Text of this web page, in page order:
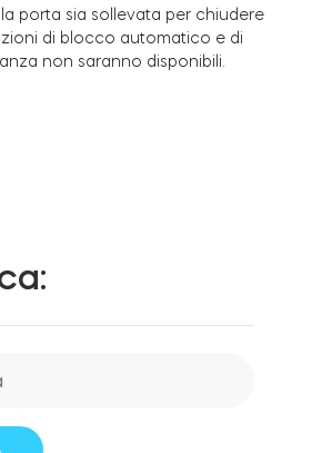
porta sia sollevata per chiudere
di blocco automatico e di
non saranno disponibili.